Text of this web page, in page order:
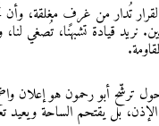
تُدار من غرفٍ مغلقة، وأن
نريد قيادة تشبهنا، تُصغي
ترشّح أبو رحمون هو إعلان
بل يقتحم الساحة ويعيد